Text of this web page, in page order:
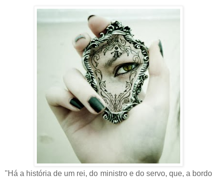
"Há a história de um rei, do ministro e do servo, que, a bordo